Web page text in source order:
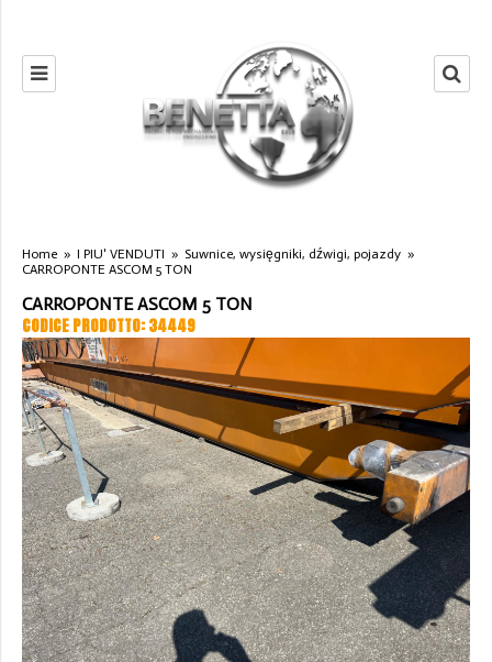
Home » I PIU' VENDUTI » Suwnice, wysięgniki, dźwigi, pojazdy »
CARROPONTE ASCOM 5 TON
CARROPONTE ASCOM 5 TON
CODICE PRODOTTO: 34449